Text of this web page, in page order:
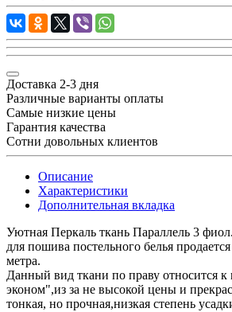
Доставка 2-3 дня
Различные варианты оплаты
Самые низкие цены
Гарантия качества
Сотни довольных клиентов
Описание
Характеристики
Дополнительная вкладка
Уютная Перкаль ткань Параллель 3
для пошива постельного белья
метра.
Данный вид ткани по праву относится к
эконом",из за не высокой цены и
тонкая, но прочная,низкая степень